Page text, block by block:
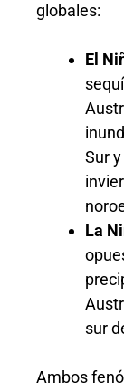
globales:
El
Sur
La
sur
Ambos